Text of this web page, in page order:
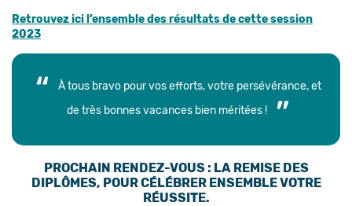
Retrouvez ici l’ensemble des résultats de cette session
2023
À tous bravo pour vos efforts, votre persévérance, et
de très bonnes vacances bien méritées !
PROCHAIN RENDEZ-VOUS : LA REMISE DES
DIPLÔMES, POUR CÉLÉBRER ENSEMBLE VOTRE
RÉUSSITE.